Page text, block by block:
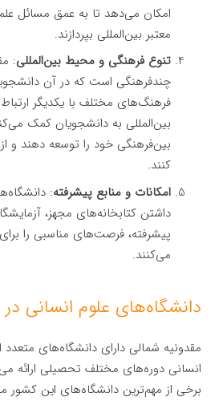
امکان می‌دهد تا به عمق مسائل
معتبر بین‌المللی بپردازند.
تنوع فرهنگی و محیط بین‌المللی:
چندفرهنگی است که در آن
فرهنگ‌های مختلف با یکدیگر
بین‌المللی به دانشجویان کمک
بین‌فرهنگی خود را توسعه دهند و
کنند.
امکانات و منابع پیشرفته:
داشتن کتابخانه‌های مجهز،
پیشرفته، فرصت‌های مناسبی را
می‌کنند.
دانشگاه‌های علوم انسانی
مقدونیه شمالی دارای دانشگاه‌های
انسانی دوره‌های مختلف تحصیلی ارائه
برخی از مهم‌ترین دانشگاه‌های این کشور